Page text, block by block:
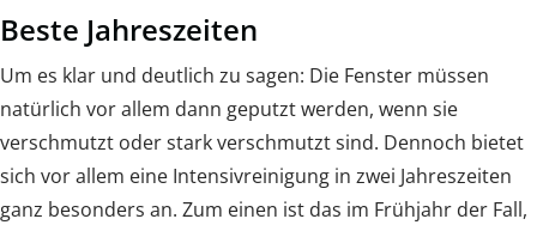
Beste Jahreszeiten
Um es klar und deutlich zu sagen: Die Fenster müssen
natürlich vor allem dann geputzt werden, wenn sie
verschmutzt oder stark verschmutzt sind. Dennoch bietet
sich vor allem eine Intensivreinigung in zwei Jahreszeiten
ganz besonders an. Zum einen ist das im Frühjahr der Fall,